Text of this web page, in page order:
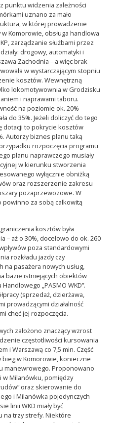
punktu widzenia zależności
uznano za mało
w której prowadzenie
Komorowie, obsługa handlowa
zarządzanie służbami przez
drogowy, automatyki i
Zachodnia – a więc brak
w wystarczającym stopniu
kosztów. Wewnętrzną
lokomotywownia w Grodzisku
i naprawami taboru.
na poziomie ok. 20%
do 35%. Jeżeli doliczyć do tego
dotacji to pokrycie kosztów
Autorzy biznes planu taką
rozpoczęcia programu
planu naprawczego musiały
w kierunku stworzenia
wyłącznie obniżką
oraz rozszerzenie zakresu
pozaprzewozowe. W
za sobą całkowitą
kosztów była
– aż o 30%, docelowo do ok. 260
poza standardowymi
rozkładu jazdy czy
pasażera nowych usług,
bazie istniejących obiektów
„PASMO WKD”.
(sprzedaż, dzierżawa,
prowadzącymi działalność
chęć jej rozpoczęcia.
założono znaczący wzrost
częstotliwości kursowania
i Warszawą co 7,5 min. Część
bieg w Komorowie, konieczne
manewrowego. Proponowano
Milanówku, pomiędzy
oraz skierowanie do
i Milanówka pojedynczych
linii WKD miały być
na trzy strefy. Niektóre